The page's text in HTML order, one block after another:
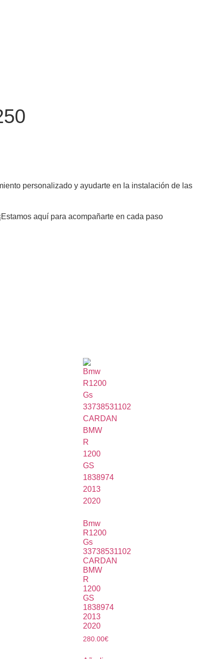
personalizado y ayudarte en la instalación de las
aquí para acompañarte en cada paso
Bmw
R1200
Gs
33738531102
CARDAN
BMW
R
1200
GS
1838974
2013
2020
280.00€